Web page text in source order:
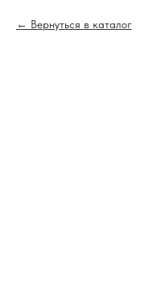
Вернуться в каталог